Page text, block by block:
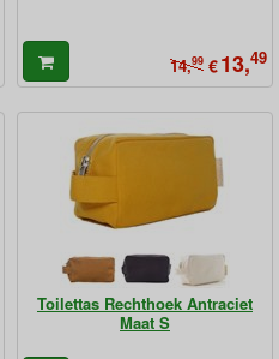
14,99 €13,49
Toilettas Rechthoek Antraciet
Maat S